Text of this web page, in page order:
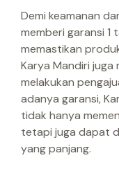
Demi keamanan
memberi garansi
memastikan
Karya Mandiri juga
melakukan
adanya garansi,
tidak hanya
tetapi juga dapat
yang panjang.